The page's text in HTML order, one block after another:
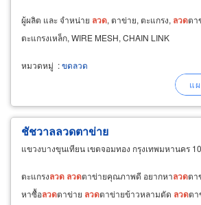
ผู้ผลิต และ จำหน่าย ลวด, ตาข่าย, ตะแกรง, ลวดตา
ตะแกรงเหล็ก, WIRE MESH, CHAIN LINK
หมวดหมู่ :ขดลวด
ชัชวาลลวดตาข่าย
แขวงบางขุนเทียน เขตจอมทอง กรุงเทพมหานคร
ตะแกรงลวด ลวดตาข่ายคุณภาพดี อยากหาลวดตา
หาซื้อลวดตาข่าย ลวดตาข่ายข้าวหลามตัด ลวดต